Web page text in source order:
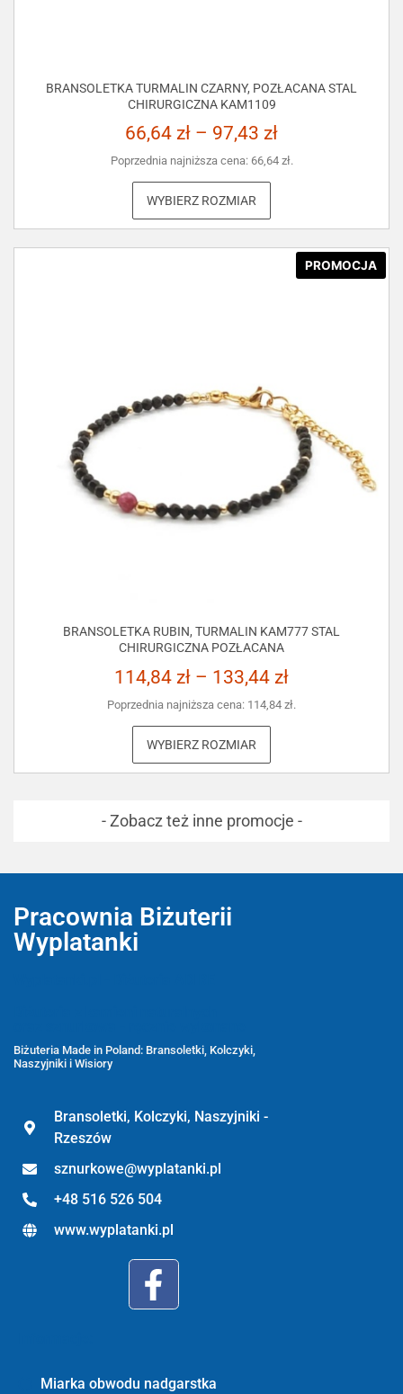
BRANSOLETKA TURMALIN CZARNY, POZŁACANA STAL
CHIRURGICZNA KAM1109
66,64 zł – 97,43 zł
Poprzednia najniższa cena: 66,64 zł.
WYBIERZ ROZMIAR
PROMOCJA
BRANSOLETKA RUBIN, TURMALIN KAM777 STAL
CHIRURGICZNA POZŁACANA
114,84 zł – 133,44 zł
Poprzednia najniższa cena: 114,84 zł.
WYBIERZ ROZMIAR
- Zobacz też inne promocje -
Pracownia Biżuterii
Wyplatanki
Biżuteria Made in Poland: Bransoletki, Kolczyki,
Naszyjniki i Wisiory
Bransoletki, Kolczyki, Naszyjniki -
Rzeszów
sznurkowe@wyplatanki.pl
+48 516 526 504
www.wyplatanki.pl
Miarka obwodu nadgarstka